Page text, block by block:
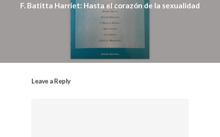
F. Batitta Harriet: Hasta el corazón de la sexualidad
Leave a Reply